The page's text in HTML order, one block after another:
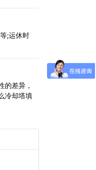
;运休时
的差异，
冷却塔填